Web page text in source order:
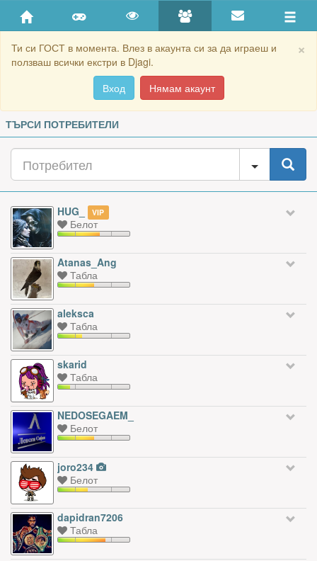
×
Ти си ГОСТ в момента. Влез в акаунта си за да играеш и
ползваш всички екстри в Djagi.
Вход
Нямам акаунт
ТЪРСИ ПОТРЕБИТЕЛИ
HUG_ VIP
Белот
Atanas_Ang
Табла
aleksca
Табла
skarid
Табла
NEDOSEGAEM_
Белот
joro234
Белот
dapidran7206
Табла